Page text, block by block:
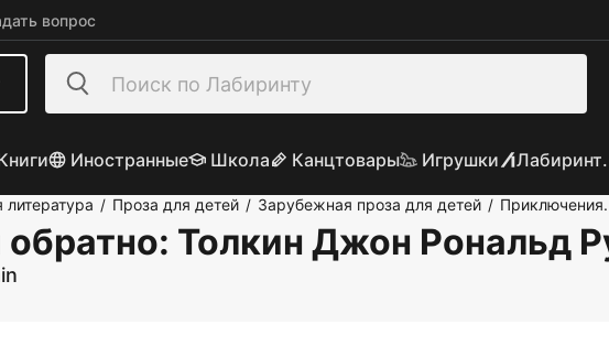
вопрос
Иностранные Школа Канцтовары Игрушки
/ Проза для детей / Зарубежная проза для детей /
обратно: Толкин Джон Рональд